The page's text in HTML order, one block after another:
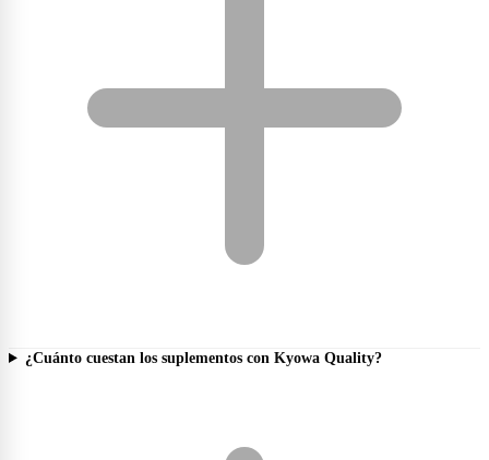
¿Cuánto cuestan los suplementos con Kyowa Quality?